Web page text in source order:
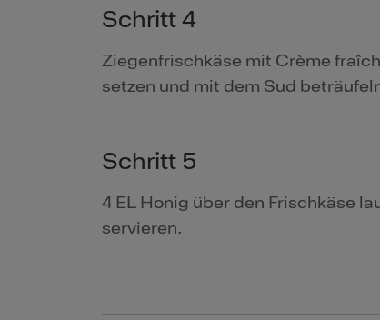
Schritt 4
Ziegenfrischkäse mit Crème
setzen und mit dem Sud
Schritt 5
4 EL Honig über den Frischkäse
servieren.